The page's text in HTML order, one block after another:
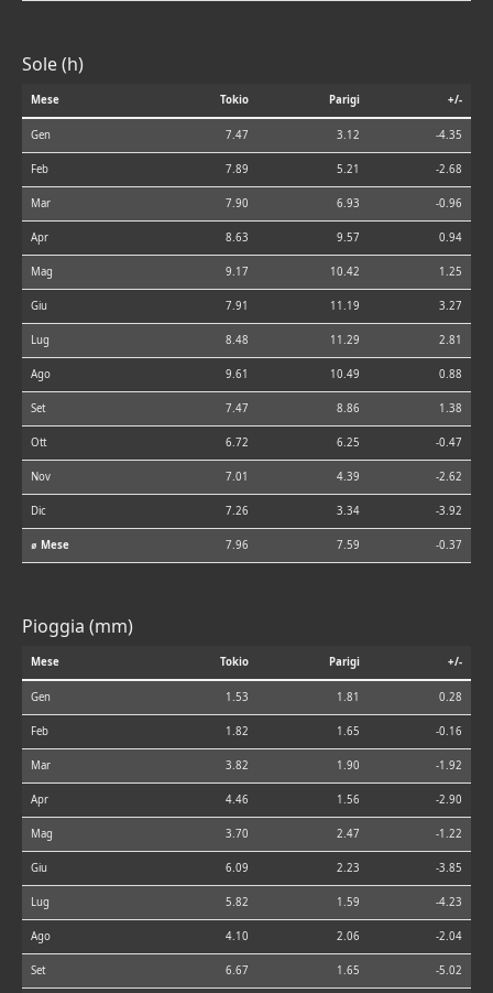
Sole (h)
Mese Tokio Parigi +/-
Gen 7.47 3.12 -4.35
Feb 7.89 5.21 -2.68
Mar 7.90 6.93 -0.96
Apr 8.63 9.57 0.94
Mag 9.17 10.42 1.25
Giu 7.91 11.19 3.27
Lug 8.48 11.29 2.81
Ago 9.61 10.49 0.88
Set 7.47 8.86 1.38
Ott 6.72 6.25 -0.47
Nov 7.01 4.39 -2.62
Dic 7.26 3.34 -3.92
⌀ Mese 7.96 7.59 -0.37
Pioggia (mm)
Mese Tokio Parigi +/-
Gen 1.53 1.81 0.28
Feb 1.82 1.65 -0.16
Mar 3.82 1.90 -1.92
Apr 4.46 1.56 -2.90
Mag 3.70 2.47 -1.22
Giu 6.09 2.23 -3.85
Lug 5.82 1.59 -4.23
Ago 4.10 2.06 -2.04
Set 6.67 1.65 -5.02